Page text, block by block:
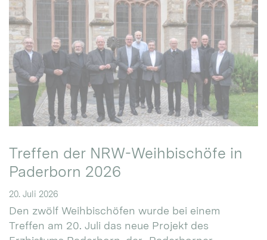
Treffen der NRW-Weihbischöfe in
Paderborn 2026
20. Juli 2026
Den zwölf Weihbischöfen wurde bei einem
Treffen am 20. Juli das neue Projekt des